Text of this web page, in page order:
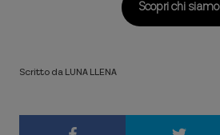
Scopri chi siamo
Scritto da LUNA LLENA